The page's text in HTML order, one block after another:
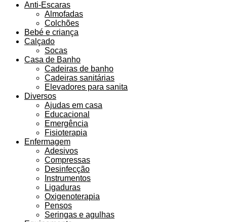
Anti-Escaras
Almofadas
Colchões
Bebé e criança
Calçado
Socas
Casa de Banho
Cadeiras de banho
Cadeiras sanitárias
Elevadores para sanita
Diversos
Ajudas em casa
Educacional
Emergência
Fisioterapia
Enfermagem
Adesivos
Compressas
Desinfecção
Instrumentos
Ligaduras
Oxigenoterapia
Pensos
Seringas e agulhas